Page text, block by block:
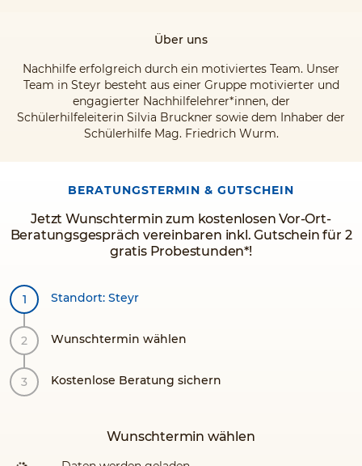
Über uns
Nachhilfe erfolgreich durch ein motiviertes Team. Unser
Team in Steyr besteht aus einer Gruppe motivierter und
engagierter Nachhilfelehrer*innen, der
Schülerhilfeleiterin Silvia Bruckner sowie dem Inhaber der
Schülerhilfe Mag. Friedrich Wurm.
BERATUNGSTERMIN & GUTSCHEIN
Jetzt Wunschtermin zum kostenlosen Vor-Ort-
Beratungsgespräch vereinbaren inkl. Gutschein für 2
gratis Probestunden*!
Standort: Steyr
Wunschtermin wählen
Kostenlose Beratung sichern
Wunschtermin wählen